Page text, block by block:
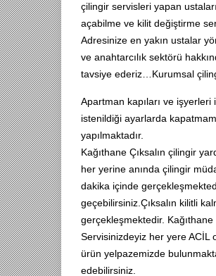
çilingir servisleri yapan
açabilme ve kilit değiştirme
Adresinize en yakın ustalar
ve anahtarcılık sektörü
tavsiye ederiz…Kurumsal
Apartman kapıları ve işyerleri
istenildiği ayarlarda
yapılmaktadır.
Kağıthane Çıksalın çilingir
her yerine anında çilingir
dakika içinde
geçebilirsiniz.Çıksalın kilitli
gerçekleşmektedir.
Servisinizdeyiz her yere ACİL
ürün yelpazemizde
edebilirsiniz.